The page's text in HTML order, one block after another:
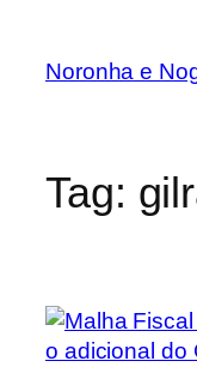
Noronha e
Tag: